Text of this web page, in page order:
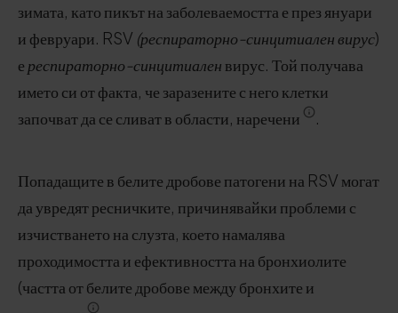
зимата, като пикът на заболеваемостта е през януари
и февруари. RSV (респираторно-синцитиален вирус)
е респираторно-синцитиален вирус. Той получава
името си от факта, че заразените с него клетки
започват да се сливат в области, наречени
.
Попадащите в белите дробове патогени на RSV могат
да увредят ресничките, причинявайки проблеми с
изчистването на слузта, което намалява
проходимостта и ефективността на бронхиолите
(частта от белите дробове между бронхите и